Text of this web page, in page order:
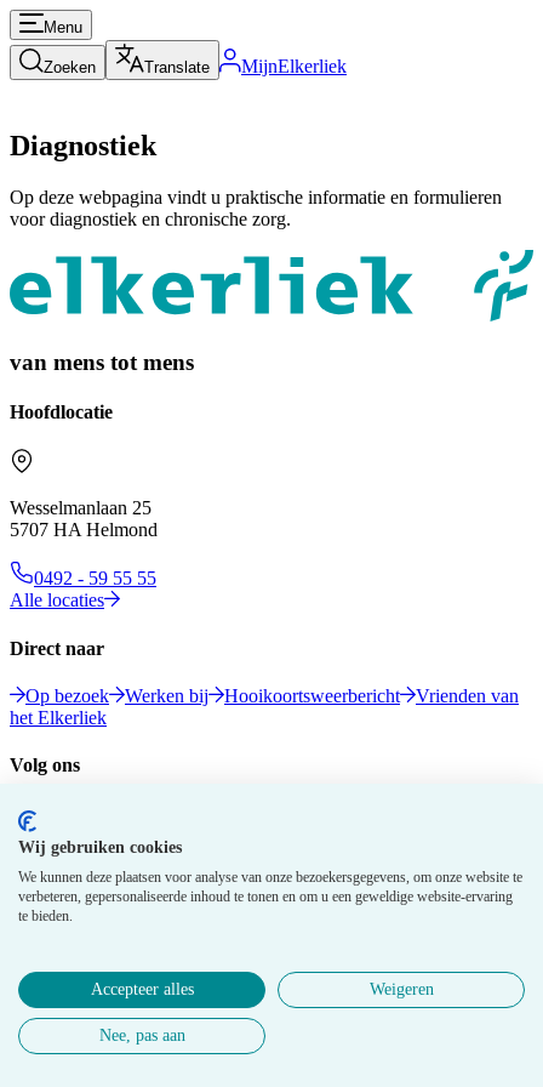
Wij gebruiken cookies
We kunnen deze plaatsen voor analyse van onze bezoekersgegevens, om onze website te
verbeteren, gepersonaliseerde inhoud te tonen en om u een geweldige website-ervaring
te bieden.
Accepteer alles Weigeren
Nee, pas aan
Menu
Zoeken Translate MijnElkerliek
Diagnostiek
Op deze webpagina vindt u praktische informatie en formulieren
voor diagnostiek en chronische zorg.
van mens tot mens
Hoofdlocatie
Wesselmanlaan 25
5707 HA Helmond
0492 - 59 55 55
Alle locaties
Direct naar
Op bezoek Werken bij Hooikoortsweerbericht
Vrienden van
het Elkerliek
Volg ons
© 2026 Elkerliek - Alle rechten voorbehouden
Privacy gegevensDisclaimerCookie policy